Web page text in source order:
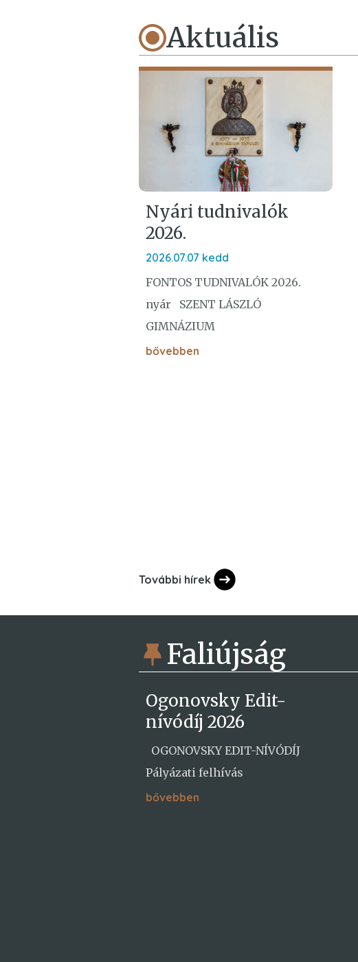
Aktuális
Nyári tudnivalók
2026.
2026.07.07 kedd
FONTOS TUDNIVALÓK 2026.
nyár SZENT LÁSZLÓ
GIMNÁZIUM
bővebben
További hírek
Faliújság
Ogonovsky Edit-
nívódíj 2026
OGONOVSKY EDIT-NÍVÓDÍJ
Pályázati felhívás
bővebben